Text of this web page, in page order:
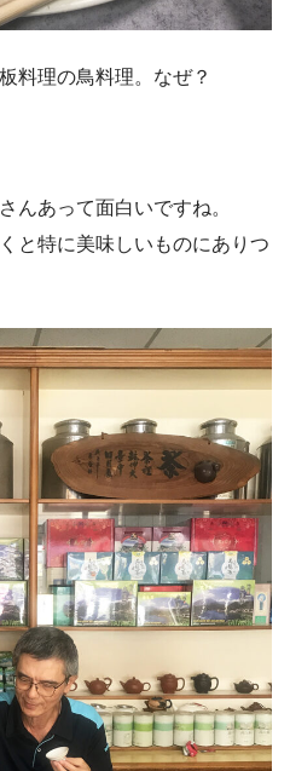
料理の鳥料理。なぜ？
んあって面白いですね。
と特に美味しいものにありつ